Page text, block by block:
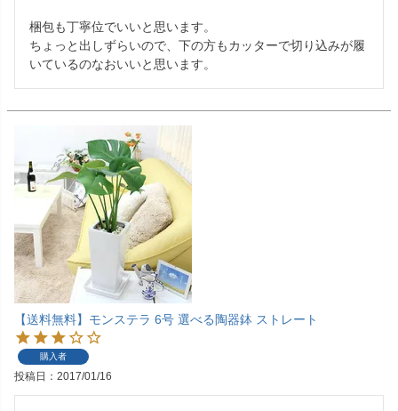
梱包も丁寧位でいいと思います。
ちょっと出しずらいので、下の方もカッターで切り込みが履
【送料無料】モンステラ 6号 選べる陶器鉢 ストレート
購入者
投稿日 2017/01/16